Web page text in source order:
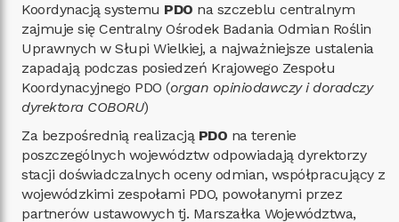
Koordynacją systemu PDO na szczeblu centralnym
zajmuje się Centralny Ośrodek Badania Odmian Roślin
Uprawnych w Słupi Wielkiej, a najważniejsze ustalenia
zapadają podczas posiedzeń Krajowego Zespołu
Koordynacyjnego PDO (organ opiniodawczy i doradczy
dyrektora COBORU)
Za bezpośrednią realizacją PDO na terenie
poszczególnych województw odpowiadają dyrektorzy
stacji doświadczalnych oceny odmian, współpracujący z
wojewódzkimi zespołami PDO, powołanymi przez
partnerów ustawowych tj. Marszałka Województwa,